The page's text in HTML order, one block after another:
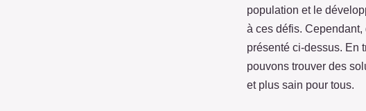
population et le
à ces défis.
présenté ci-dessus. En
pouvons trouver des
et plus sain pour tous.